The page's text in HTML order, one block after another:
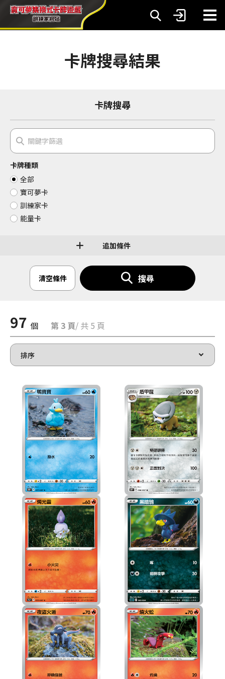
卡牌搜尋結果
卡牌搜尋
卡牌種類
全部
寶可夢卡
訓練家卡
能量卡
追加條件
清空條件 搜尋
97 個 第 3 頁/ 共 5 頁